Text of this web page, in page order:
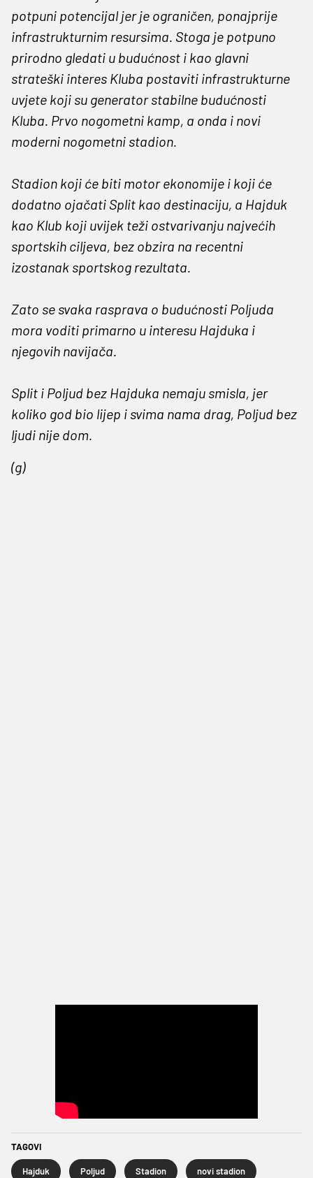
potpuni potencijal jer je ograničen, ponajprije
infrastrukturnim resursima. Stoga je potpuno
prirodno gledati u budućnost i kao glavni
strateški interes Kluba postaviti infrastrukturne
uvjete koji su generator stabilne budućnosti
Kluba. Prvo nogometni kamp, a onda i novi
moderni nogometni stadion.
Stadion koji će biti motor ekonomije i koji će
dodatno ojačati Split kao destinaciju, a Hajduk
kao Klub koji uvijek teži ostvarivanju najvećih
sportskih ciljeva, bez obzira na recentni
izostanak sportskog rezultata.
Zato se svaka rasprava o budućnosti Poljuda
mora voditi primarno u interesu Hajduka i
njegovih navijača.
Split i Poljud bez Hajduka nemaju smisla, jer
koliko god bio lijep i svima nama drag, Poljud bez
ljudi nije dom.
(g)
TAGOVI
Hajduk Poljud Stadion novi stadion